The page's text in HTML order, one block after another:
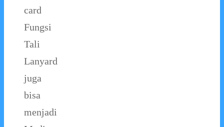
card
Fungsi
Tali
Lanyard
juga
bisa
menjadi